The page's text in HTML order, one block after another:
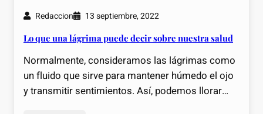
Redaccion 13 septiembre, 2022
Lo que una lágrima puede decir sobre nuestra salud
Normalmente, consideramos las lágrimas como
un fluido que sirve para mantener húmedo el ojo
y transmitir sentimientos. Así, podemos llorar…